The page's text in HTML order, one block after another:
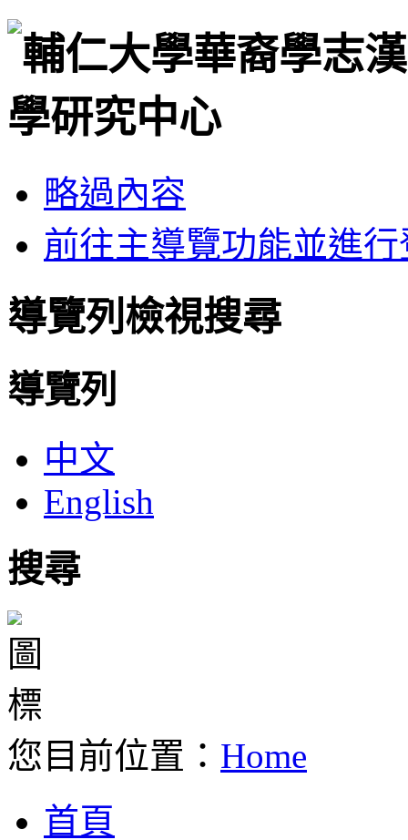
略過內容
前往主導覽功能並進行
導覽列檢視搜尋
導覽列
中文
English
搜尋
您目前位置： Home
首頁